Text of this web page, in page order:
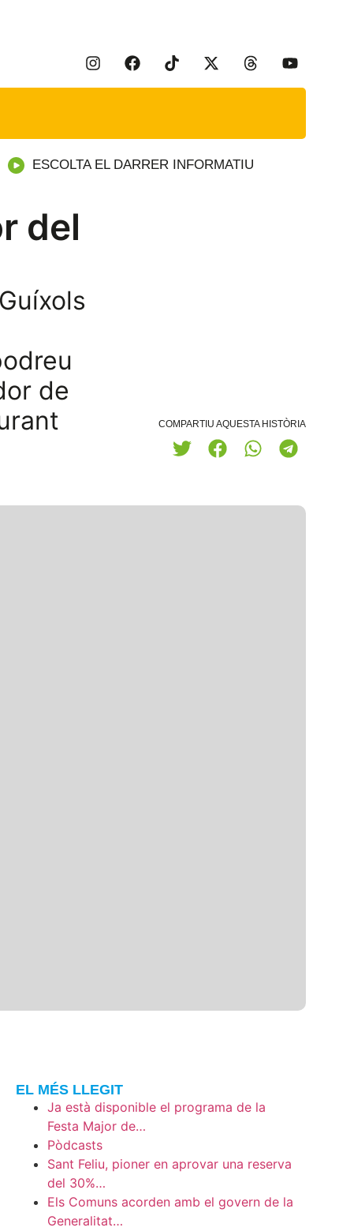
ESCOLTA EL DARRER INFORMATIU
del
de
COMPARTIU AQUESTA HISTÒRIA
EL MÉS LLEGIT
Ja està disponible el programa de la
Festa Major de…
Pòdcasts
Sant Feliu, pioner en aprovar una reserva
del 30%…
Els Comuns acorden amb el govern de la
Generalitat…